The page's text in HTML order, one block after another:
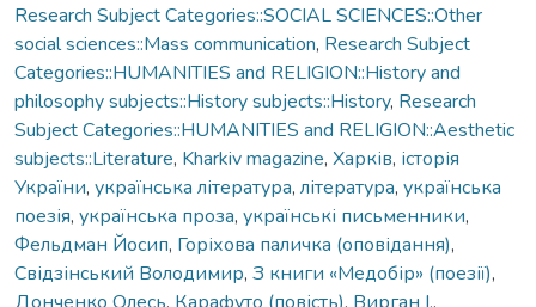
Research Subject Categories::SOCIAL SCIENCES::Other
social sciences::Mass communication, Research Subject
Categories::HUMANITIES and RELIGION::History and
philosophy subjects::History subjects::History, Research
Subject Categories::HUMANITIES and RELIGION::Aesthetic
subjects::Literature, Kharkiv magazine, Харків, історія
України, українська література, література, українська
поезія, українська проза, українські письменники,
Фельдман Йосип, Горіхова паличка (оповідання),
Свідзінський Володимир, З книги «Медобір» (поезії),